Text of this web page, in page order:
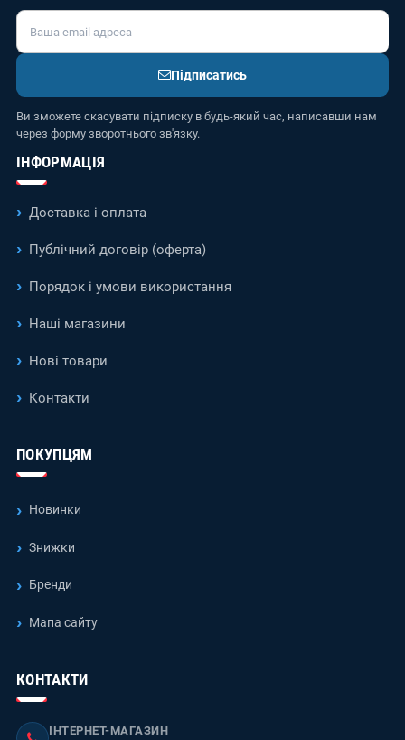
Підписатись
Ви зможете скасувати підписку в будь-який час, написавши нам
через форму зворотнього зв'язку.
ІНФОРМАЦІЯ
Доставка і оплата
Публічний договір (оферта)
Порядок і умови використання
Наші магазини
Нові товари
Контакти
ПОКУПЦЯМ
Новинки
Знижки
Бренди
Мапа сайту
КОНТАКТИ
ІНТЕРНЕТ-МАГАЗИН